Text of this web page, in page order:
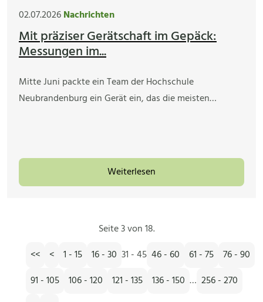
02.07.2026Nachrichten
Mit präziser Gerätschaft im Gepäck:
Messungen im...
Mitte Juni packte ein Team der Hochschule
Neubrandenburg ein Gerät ein, das die meisten…
Weiterlesen
Seite 3 von 18.
<<
< 1 - 15 16 - 30 31 - 45 46 - 60 61 - 75
76 - 90
91 - 105
106 - 120 121 - 135 136 - 150 … 256 - 270